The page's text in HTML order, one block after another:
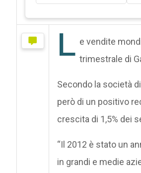
L e vendite
trimestrale di
Secondo la società
però di un positivo
crescita di 1,5% dei
“Il 2012 è stato un
in grandi e medie